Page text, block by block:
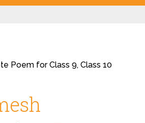
Poem for Class 9, Class 10